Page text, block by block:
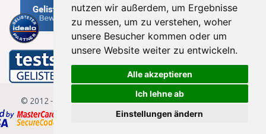
nutzen wir außerdem, um Ergebnisse
zu messen, um zu verstehen, woher
unsere Besucher kommen oder um
unsere Website weiter zu entwickeln.
Alle akzeptieren
Ich lehne ab
Einstellungen ändern
© 2012 - 2026Baumarkteu.de